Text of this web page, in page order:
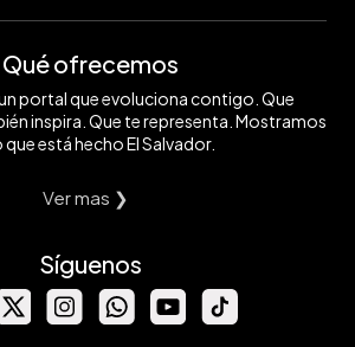
Qué ofrecemos
portal que evoluciona contigo. Que
inspira. Que te representa. Mostramos
que está hecho El Salvador.
Ver mas ❯
Síguenos